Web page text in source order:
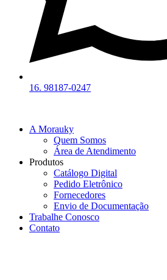
16. 98187-0247
A Morauky
Quem Somos
Área de Atendimento
Produtos
Catálogo Digital
Pedido Eletrônico
Fornecedores
Envio de Documentação
Trabalhe Conosco
Contato